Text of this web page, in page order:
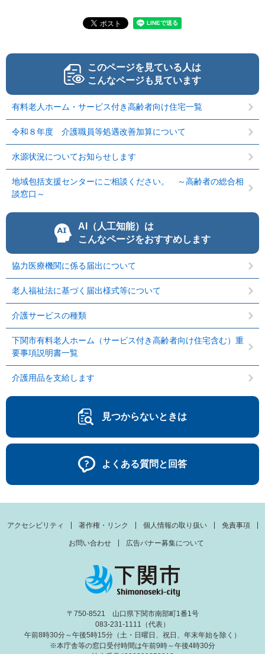
このページを見ている人は
こんなページも見ています
有料老人ホーム・サービス付き高齢者向け住宅一覧
令和８年度 介護職員等処遇改善加算について
水源状況についてお知らせします
地域包括支援センターにご相談ください。 ～高齢者の総合相
談窓口～
AI（人工知能）は
こんなページをおすすめします
協力医療機関に係る届出について
老人福祉法に基づく届出様式等について
介護サービスの種類
下関市有料老人ホーム（サービス付き高齢者向け住宅含む）重
要事項説明書一覧
介護用品を支給します
見つからないときは
よくある質問と回答
アクセシビリティ 著作権・リンク 個人情報の取り扱い 免責事項
お問い合わせ 広告バナー募集について
〒750-8521 山口県下関市南部町1番1号
083-231-1111（代表）
午前8時30分～午後5時15分（土・日曜日、祝日、年末年始を除く）
※本庁舎等の窓口受付時間は午前9時～午後4時30分